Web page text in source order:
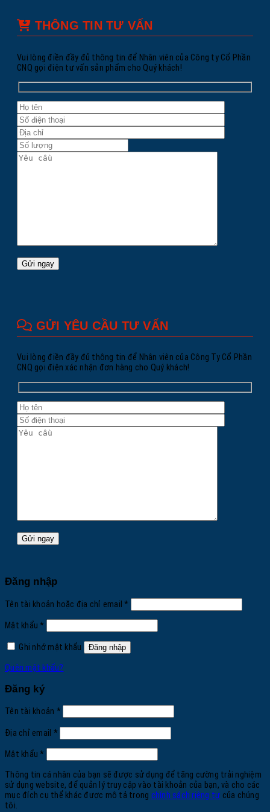
THÔNG TIN TƯ VẤN
Vui lòng điền đầy đủ thông tin để Nhân viên của Công ty Cổ Phần
CNQ gọi điện tư vấn sản phẩm cho Quý khách!
GỬI YÊU CẦU TƯ VẤN
Vui lòng điền đầy đủ thông tin để Nhân viên của Công Ty Cổ Phần
CNQ gọi điện xác nhận đơn hàng cho Quý khách!
Đăng nhập
Tên tài khoản hoặc địa chỉ email*Bắt
buộc
Mật khẩu*Bắt
buộc
Ghi nhớ mật khẩu
Đăng nhập
Quên mật khẩu?
Đăng ký
Tên tài khoản *Bắt
buộc
Địa chỉ email *Bắt
buộc
Mật khẩu*Bắt
buộc
Thông tin cá nhân của bạn sẽ được sử dụng để tăng cường trải nghiệm
sử dụng website, để quản lý truy cập vào tài khoản của bạn, và cho các
mục đích cụ thể khác được mô tả trong chính sách riêng tư của chúng
tôi.